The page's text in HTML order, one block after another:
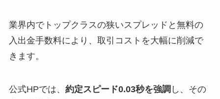
業界内でトップクラスの狭いスプレッドと無料の
入出金手数料により、取引コストを大幅に削減で
きます。
公式HPでは、 約定スピード0.03秒を強調 し、その